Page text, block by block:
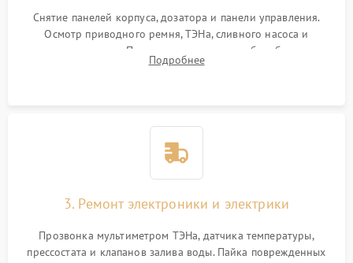
Снятие панелей корпуса, дозатора и панели управления.
Осмотр приводного ремня, ТЭНа, сливного насоса и
амортизаторов. Проверка подшипников барабана и
крестовины на износ, а манжеты люка на разрывы.
Подробнее
3. Ремонт электроники и электрики
Прозвонка мультиметром ТЭНа, датчика температуры,
прессостата и клапанов залива воды. Пайка поврежденных